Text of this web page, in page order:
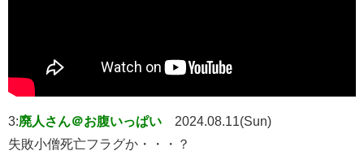
3:廃人さん＠お腹いっぱい
2024.08.11(Sun)
失敗小僧死亡フラグか・・・？